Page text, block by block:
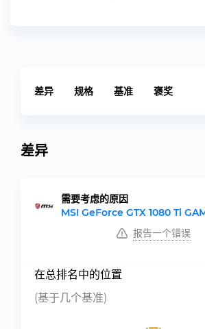
差异 规格 基准 褒奖
差异
需要考虑的原因
MSI GeForce GTX 1080 Ti
报告一个错误
在总排名中的位置
(基于几个基准)